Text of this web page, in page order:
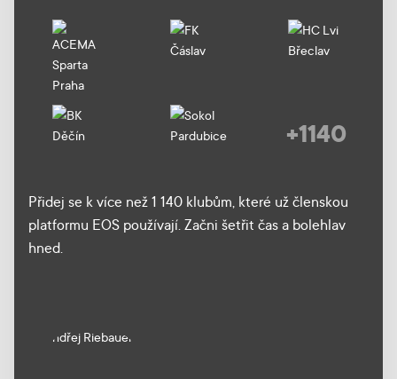
+1140
Přidej se k více než 1 140 klubům, které už členskou
platformu EOS používají. Začni šetřit čas a bolehlav
hned.